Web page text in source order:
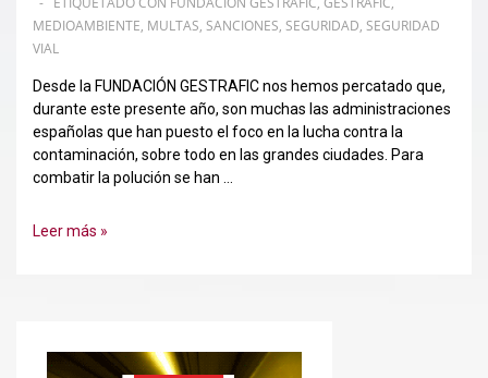
MEDIOAMBIENTE, MULTAS, SANCIONES, SEGURIDAD, SEGURIDAD
VIAL
Desde la FUNDACIÓN GESTRAFIC nos hemos percatado que,
durante este presente año, son muchas las administraciones
españolas que han puesto el foco en la lucha contra la
contaminación, sobre todo en las grandes ciudades. Para
combatir la polución se han …
Las
contra
Leer más »